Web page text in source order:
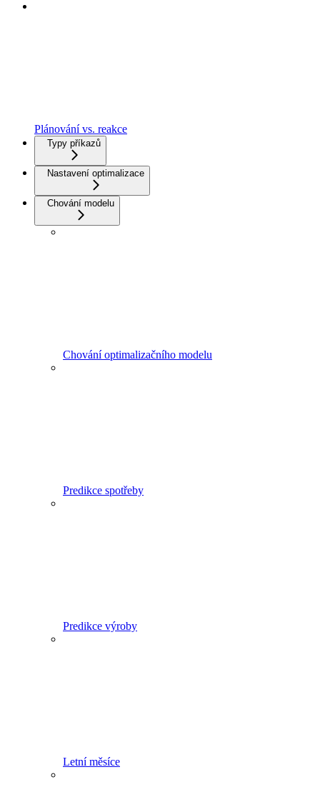
Plánování vs. reakce
Typy příkazů
Nastavení optimalizace
Chování modelu
Chování optimalizačního modelu
Predikce spotřeby
Predikce výroby
Letní měsíce